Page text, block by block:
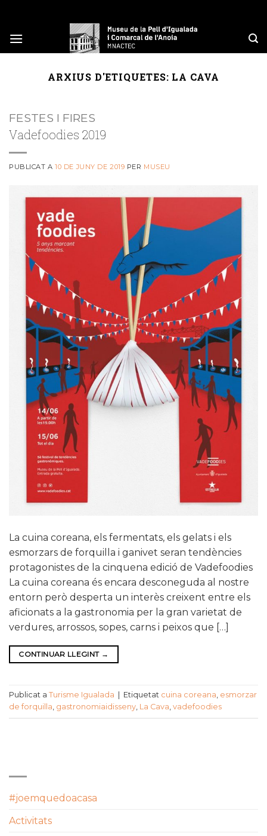
content
ARXIUS D'ETIQUETES: LA CAVA
FESTES I FIRES
Vadefoodies 2019
PUBLICAT A10 DE JUNY DE 2019 PER MUSEU
La cuina coreana, els fermentats, els gelats i els
esmorzars de forquilla i ganivet seran tendències
protagonistes de la cinquena edició de Vadefoodies
La cuina coreana és encara desconeguda al nostre
entorn però desperta un interès creixent entre els
aficionats a la gastronomia per la gran varietat de
verdures, arrossos, sopes, carns i peixos que […]
CONTINUAR LLEGINT →
Publicat a Turisme Igualada Etiquetat cuina coreana, esmorzar
de forquilla, gastronomiaidisseny, La Cava, vadefoodies
#joemquedoacasa
Activitats